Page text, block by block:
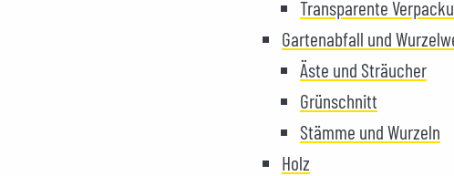
Transparente
Gartenabfall und
Äste und Sträucher
Grünschnitt
Stämme und Wurzeln
Holz